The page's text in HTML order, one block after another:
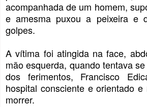
acompanhada de um homem,
e amesma puxou a peixeira e
golpes.
A vítima foi atingida na face,
mão esquerda, quando tentava
dos ferimentos, Francisco
hospital consciente e orientado
morrer.